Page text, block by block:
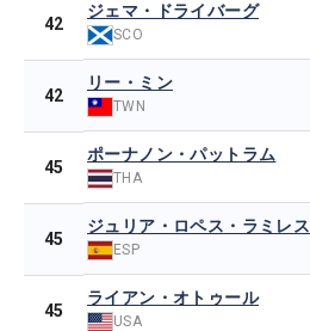
42
ジェマ・ドライバーグ
SCO
42
リー・ミン
TWN
45
ポーナノン・パットラム
THA
45
ジュリア・ロペス・ラミレス
ESP
45
ライアン・オトゥール
USA